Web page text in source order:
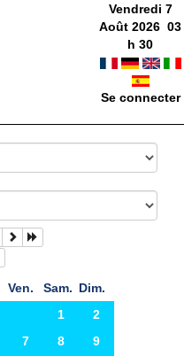
Vendredi 7
Août 2026 03
h30
Se connecter
Ven. Sam. Dim.
1
2
7 8
9